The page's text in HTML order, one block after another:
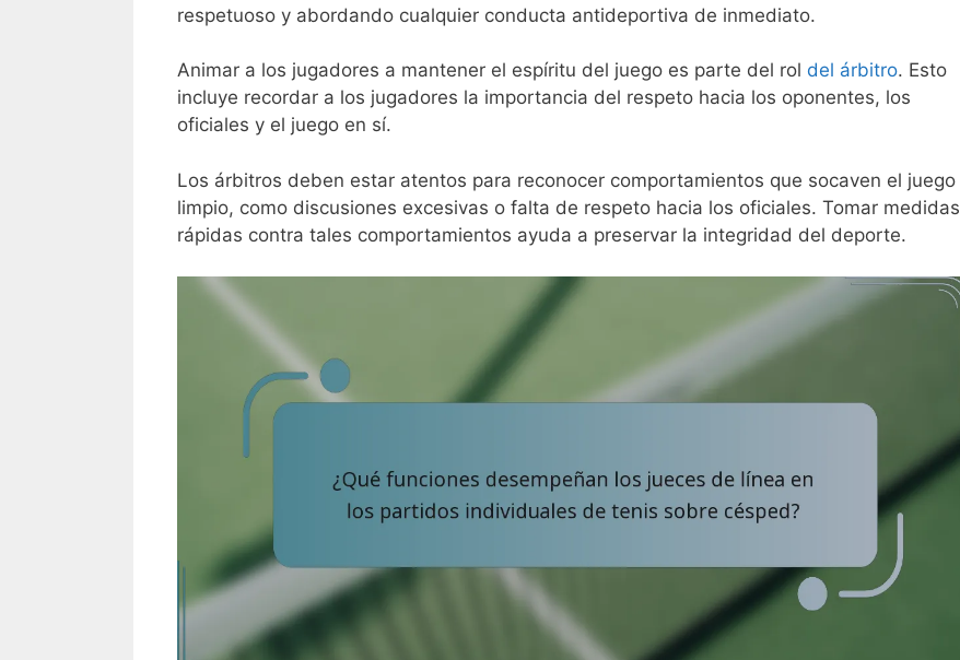
respetuoso y abordando cualquier conducta antideportiva de inmediato.
Animar a los jugadores a mantener el espíritu del juego es parte del rol del árbitro. Esto
incluye recordar a los jugadores la importancia del respeto hacia los oponentes, los
oficiales y el juego en sí.
Los árbitros deben estar atentos para reconocer comportamientos que socaven el juego
limpio, como discusiones excesivas o falta de respeto hacia los oficiales. Tomar medidas
rápidas contra tales comportamientos ayuda a preservar la integridad del deporte.